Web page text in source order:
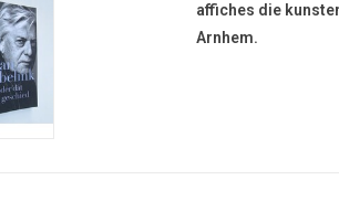
affiches die
Arnhem.